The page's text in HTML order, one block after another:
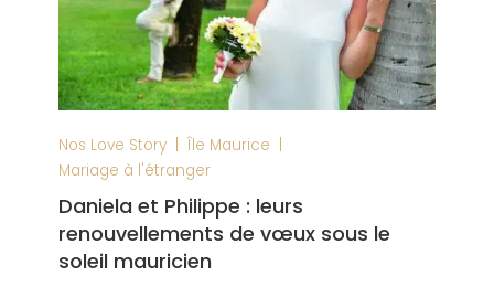
Nos Love Story Île Maurice
Mariage à l'étranger
Daniela et Philippe : leurs
renouvellements de vœux sous le
soleil mauricien